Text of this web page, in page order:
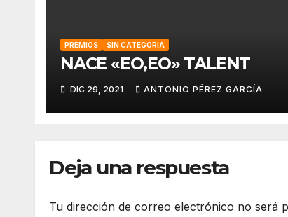
PREMIOS SIN CATEGORÍA
NACE «EO,EO» TALENT
DIC 29, 2021 ANTONIO PÉREZ GARCÍA
Deja una respuesta
Tu dirección de correo electrónico no será